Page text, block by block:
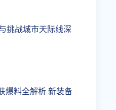
挑战城市天际线深
爆料全解析 新装备